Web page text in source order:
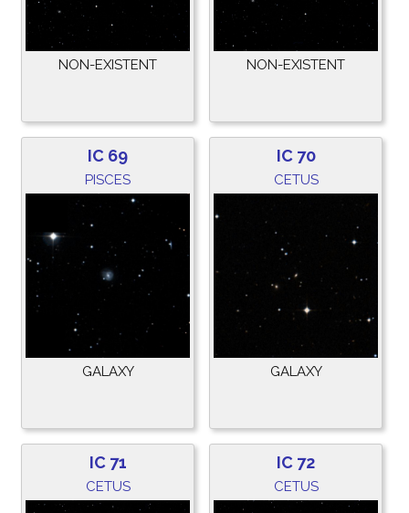
NON-EXISTENT NON-EXISTENT
IC 69
PISCES
GALAXY
IC 70
CETUS
GALAXY
IC 71
CETUS
IC 72
CETUS